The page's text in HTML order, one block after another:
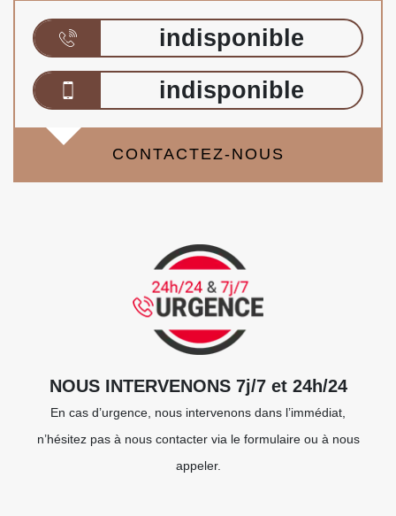
indisponible
indisponible
CONTACTEZ-NOUS
NOUS INTERVENONS 7j/7 et 24h/24
En cas d’urgence, nous intervenons dans l’immédiat,
n’hésitez pas à nous contacter via le formulaire ou à nous
appeler.